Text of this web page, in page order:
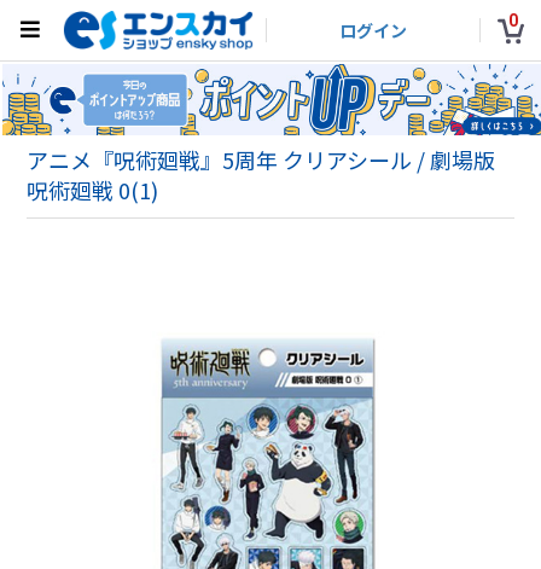
ログイン 0
アニメ『呪術廻戦』5周年 クリアシール / 劇場版
呪術廻戦 0(1)